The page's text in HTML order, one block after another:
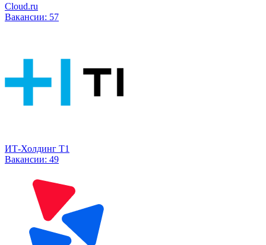
Cloud.ru
Вакансии: 57
ИТ-Холдинг Т1
Вакансии: 49